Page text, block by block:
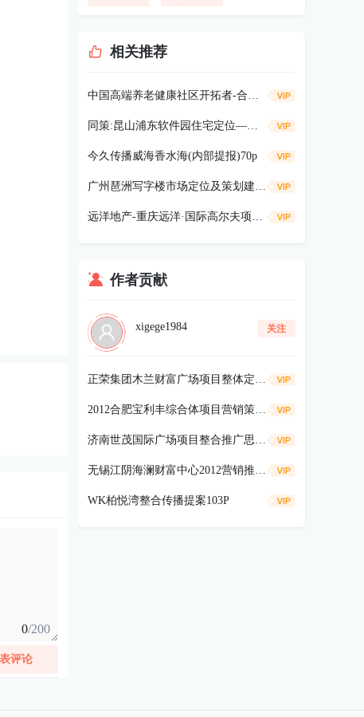
0/200
评论
相关推荐
中国高端养老健康社区开拓者-合众“健康谷” 汇报53p
同策:昆山浦东软件园住宅定位—建筑风格135P
今久传播威海香水海(内部提报)70p
广州琶洲写字楼市场定位及策划建议38p
远洋地产-重庆远洋·国际高尔夫项目定位全案381p
作者贡献
xigege1984 关注
正荣集团木兰财富广场项目整体定位报告194p
2012合肥宝利丰综合体项目营销策划总案353p
济南世茂国际广场项目整合推广思路汇报166p
无锡江阴海澜财富中心2012营销推广方案终155p
WK柏悦湾整合传播提案103P